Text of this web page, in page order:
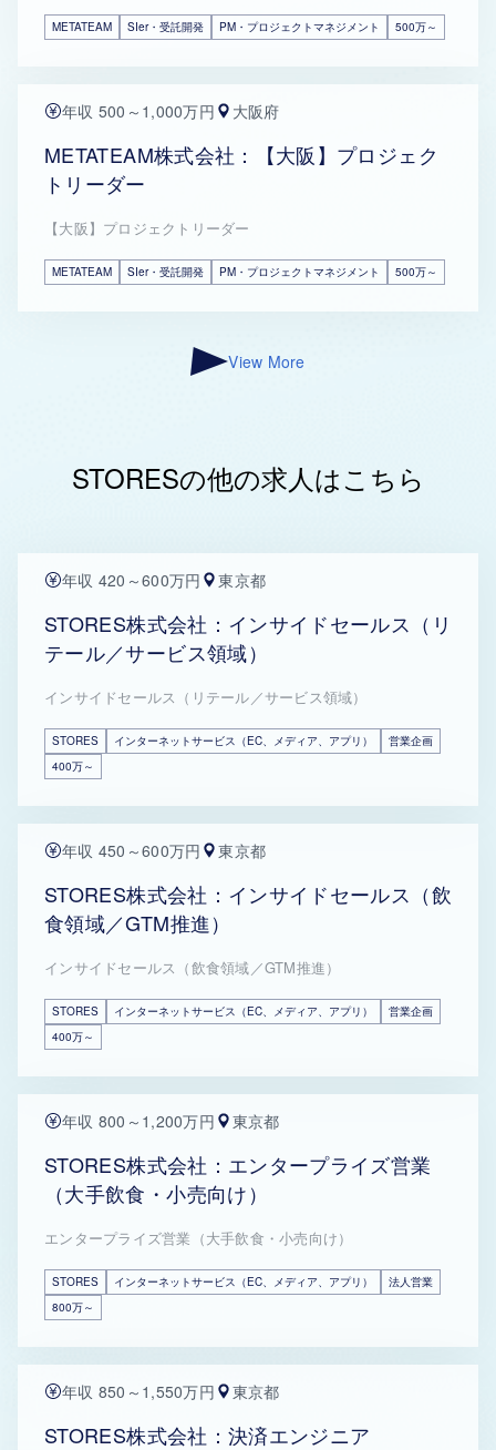
METATEAM SIer・受託開発 PM・プロジェクトマネジメント 500万～
年収 500～1,000万円 大阪府
METATEAM株式会社：【大阪】プロジェク
トリーダー
【大阪】プロジェクトリーダー
METATEAM SIer・受託開発 PM・プロジェクトマネジメント 500万～
View More
STORESの他の求人はこちら
年収 420～600万円 東京都
STORES株式会社：インサイドセールス（リ
テール／サービス領域）
インサイドセールス（リテール／サービス領域）
STORES インターネットサービス（EC、メディア、アプリ）
営業企画
400万～
年収 450～600万円 東京都
STORES株式会社：インサイドセールス（飲
食領域／GTM推進）
インサイドセールス（飲食領域／GTM推進）
STORES インターネットサービス（EC、メディア、アプリ）
営業企画
400万～
年収 800～1,200万円 東京都
STORES株式会社：エンタープライズ営業
（大手飲食・小売向け）
エンタープライズ営業（大手飲食・小売向け）
STORES インターネットサービス（EC、メディア、アプリ）
法人営業
800万～
年収 850～1,550万円 東京都
STORES株式会社：決済エンジニア